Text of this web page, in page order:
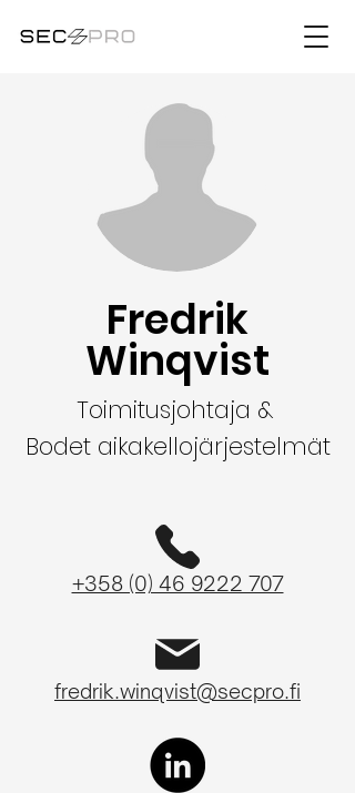
Fredrik
Winqvist
Toimitusjohtaja &
Bodet aikakellojärjestelmät
+358 (0) 46 9222 707
fredrik.winqvist@secpro.fi